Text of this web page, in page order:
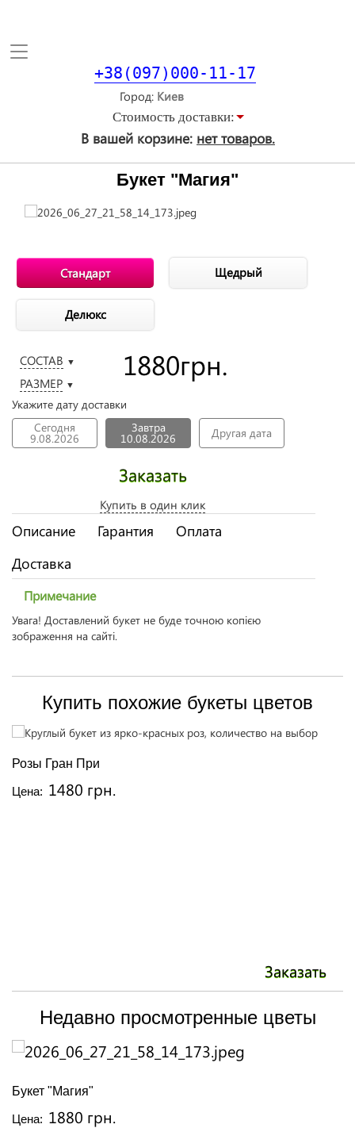
Toggle
+38(097)000-11-17
Город
Стоимость доставки:
В вашей корзине: нет товаров.
Букет "Магия"
Стандарт Щедрый
Делюкс
СОСТАВ ▼
РАЗМЕР ▼
1880грн.
Укажите дату доставки
Сегодня
9.08.2026
Завтра
10.08.2026 Другая дата
Заказать
Купить в один клик
Описание Гарантия
Оплата
Доставка
Примечание
Увага! Доставлений букет не буде точною копією
зображення на сайті.
Купить похожие букеты цветов
Розы Гран При
Цена: 1480 грн.
Заказать
Недавно просмотренные цветы
Букет "Магия"
Цена: 1880 грн.